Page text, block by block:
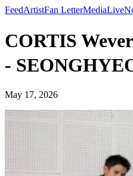
FeedArtistFan LetterMediaLive
CORTIS
-
May 17, 2026